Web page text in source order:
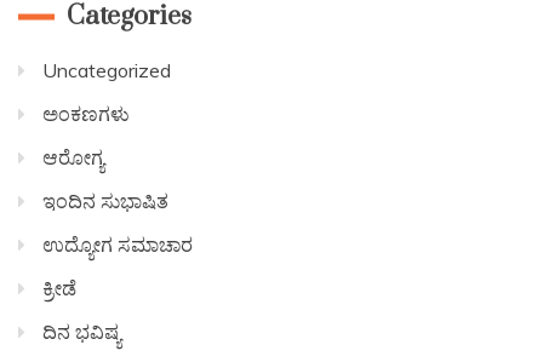
Categories
Uncategorized
ಅಂಕಣಗಳು
ಆರೋಗ್ಯ
ಇಂದಿನ ಸುಭಾಷಿತ
ಉದ್ಯೋಗ ಸಮಾಚಾರ
ಕ್ರೀಡೆ
ದಿನ ಭವಿಷ್ಯ